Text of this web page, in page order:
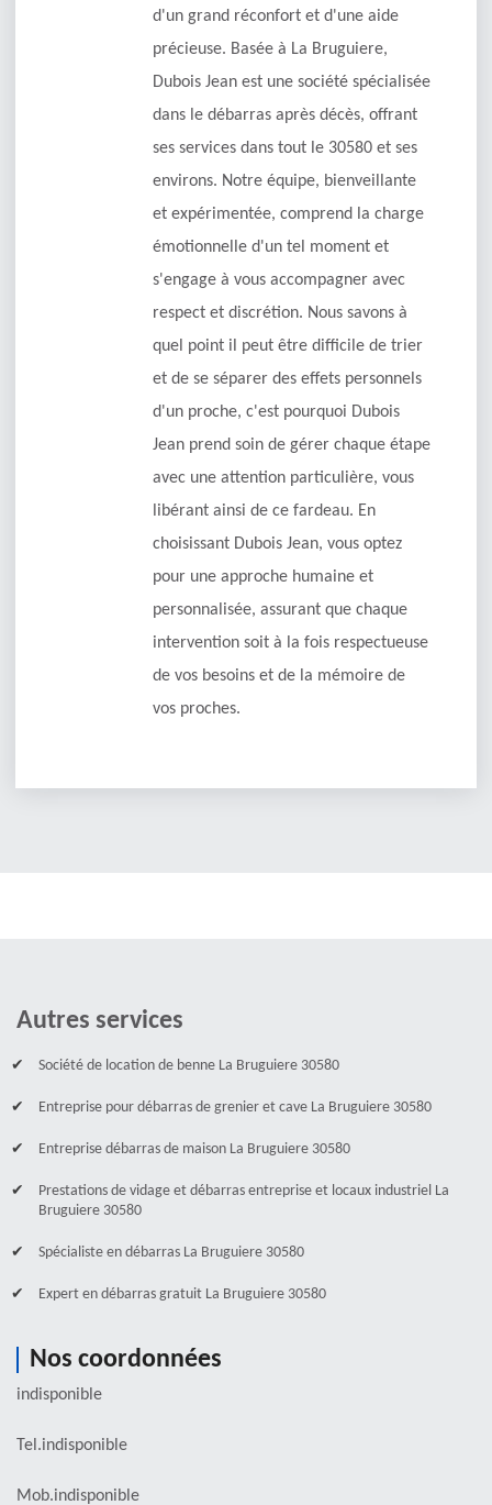
d'un grand réconfort et d'une aide
précieuse. Basée à La Bruguiere,
Dubois Jean est une société spécialisée
dans le débarras après décès, offrant
ses services dans tout le 30580 et ses
environs. Notre équipe, bienveillante
et expérimentée, comprend la charge
émotionnelle d'un tel moment et
s'engage à vous accompagner avec
respect et discrétion. Nous savons à
quel point il peut être difficile de trier
et de se séparer des effets personnels
d'un proche, c'est pourquoi Dubois
Jean prend soin de gérer chaque étape
avec une attention particulière, vous
libérant ainsi de ce fardeau. En
choisissant Dubois Jean, vous optez
pour une approche humaine et
personnalisée, assurant que chaque
intervention soit à la fois respectueuse
de vos besoins et de la mémoire de
vos proches.
Autres services
Société de location de benne La Bruguiere 30580
Entreprise pour débarras de grenier et cave La Bruguiere 30580
Entreprise débarras de maison La Bruguiere 30580
Prestations de vidage et débarras entreprise et locaux industriel La
Bruguiere 30580
Spécialiste en débarras La Bruguiere 30580
Expert en débarras gratuit La Bruguiere 30580
Nos coordonnées
indisponible
Tel.indisponible
Mob.indisponible